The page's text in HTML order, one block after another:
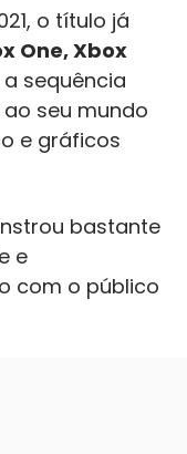
o título já
One, Xbox
sequência
seu mundo
e gráficos
bastante
e
com o público